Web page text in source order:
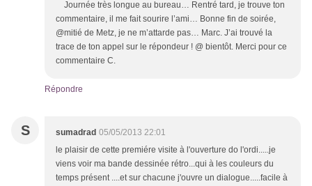
Journée très longue au bureau… Rentré tard, je trouve ton
commentaire, il me fait sourire l’ami… Bonne fin de soirée,
@mitié de Metz, je ne m’attarde pas… Marc. J’ai trouvé la
trace de ton appel sur le répondeur ! @ bientôt. Merci pour ce
commentaire C.
Répondre
S sumadrad 05/05/2013 22:01
le plaisir de cette premiére visite à l'ouverture do l'ordi.....je
viens voir ma bande dessinée rétro...qui à les couleurs du
temps présent ....et sur chacune j'ouvre un dialogue.....facile à